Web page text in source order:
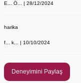
Labor Medikal Tekstil
E... Ö... | 28/12/2024
harika
f... k... | 10/10/2024
Deneyimini Paylaş